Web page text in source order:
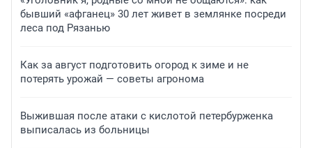
бывший «афганец» 30 лет живет в землянке посреди
леса под Рязанью
Как за август подготовить огород к зиме и не
потерять урожай — советы агронома
Выжившая после атаки с кислотой петербурженка
выписалась из больницы